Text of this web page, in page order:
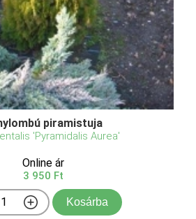
piramistuja
'Pyramidalis Aurea'
Online ár
3 950 Ft
Kosárba